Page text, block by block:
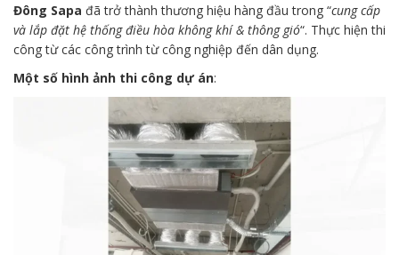
Đông Sapa đã trở thành thương hiệu hàng đầu trong “cung cấp
và lắp đặt hệ thống điều hòa không khí & thông gió“. Thực hiện thi
công từ các công trình từ công nghiệp đến dân dụng.
Một số hình ảnh thi công dự án: